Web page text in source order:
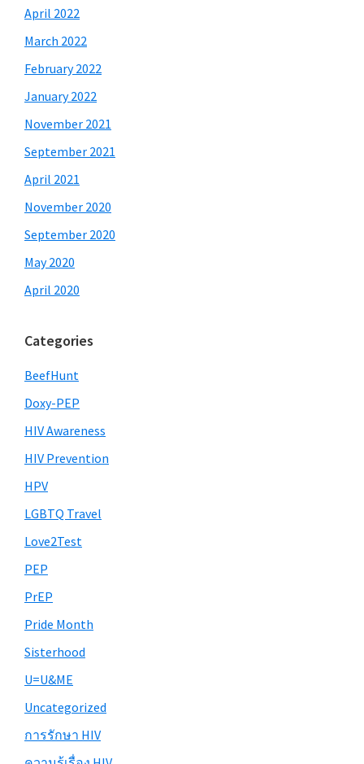
April 2022
March 2022
February 2022
January 2022
November 2021
September 2021
April 2021
November 2020
September 2020
May 2020
April 2020
Categories
BeefHunt
Doxy-PEP
HIV Awareness
HIV Prevention
HPV
LGBTQ Travel
Love2Test
PEP
PrEP
Pride Month
Sisterhood
U=U&ME
Uncategorized
การรักษา HIV